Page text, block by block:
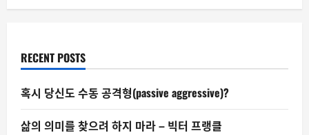
는
신’을
갈
망
까
RECENT POSTS
혹시 당신도 수동 공격형(passive aggressive)?
삶의 의미를 찾으려 하지 마라 – 빅터 프랭클